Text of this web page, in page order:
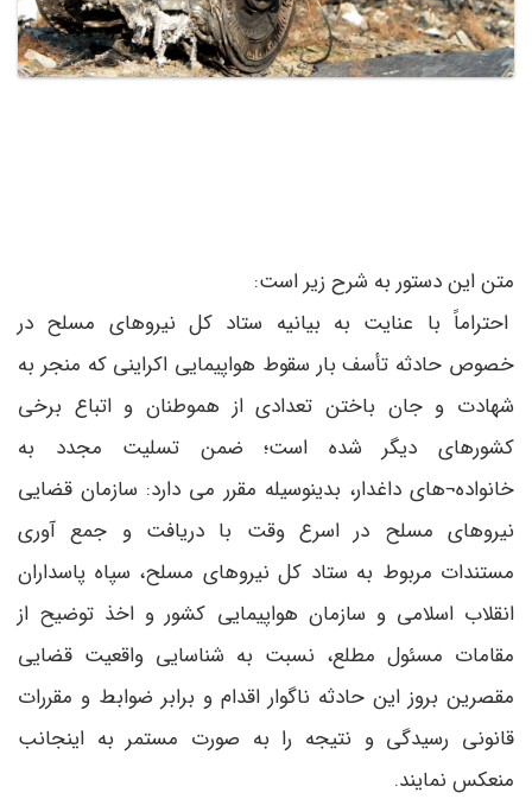
متن این دستور به شرح زیر است:
احتراماً با عنایت به بیانیه ستاد کل نیروهای مسلح در
خصوص حادثه تأسف بار سقوط هواپیمایی اکراینی که منجر به
شهادت و جان باختن تعدادی از هموطنان و اتباع برخی
کشورهای دیگر شده است؛ ضمن تسلیت مجدد به
خانواده¬های داغدار، بدینوسیله مقرر می دارد: سازمان قضایی
نیروهای مسلح در اسرع وقت با دریافت و جمع آوری
مستندات مربوط به ستاد کل نیروهای مسلح، سپاه پاسداران
انقلاب اسلامی و سازمان هواپیمایی کشور و اخذ توضیح از
مقامات مسئول مطلع، نسبت به شناسایی واقعیت قضایی
مقصرین بروز این حادثه ناگوار اقدام و برابر ضوابط و مقررات
قانونی رسیدگی و نتیجه را به صورت مستمر به اینجانب
منعکس نمایند.